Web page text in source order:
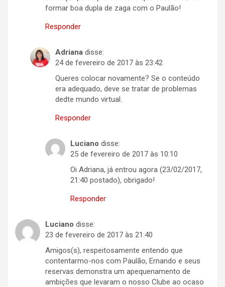
formar boa dupla de zaga com o Paulão!
Responder
Adriana disse:
24 de fevereiro de 2017 às 23:42
Queres colocar novamente? Se o conteúdo
era adequado, deve se tratar de problemas
dedte mundo virtual.
Responder
Luciano disse:
25 de fevereiro de 2017 às 10:10
Oi Adriana, já entrou agora (23/02/2017,
21:40 postado), obrigado!
Responder
Luciano disse:
23 de fevereiro de 2017 às 21:40
Amigos(s), respeitosamente entendo que
contentarmo-nos com Paulão, Ernando e seus
reservas demonstra um apequenamento de
ambições que levaram o nosso Clube ao ocaso